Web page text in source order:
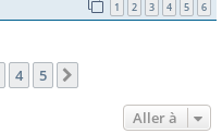
1 2 3 4 5 6
4 5
Aller à